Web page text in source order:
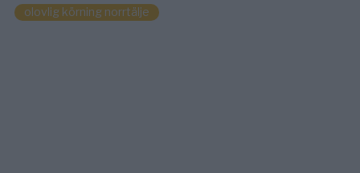
olovlig körning norrtälje